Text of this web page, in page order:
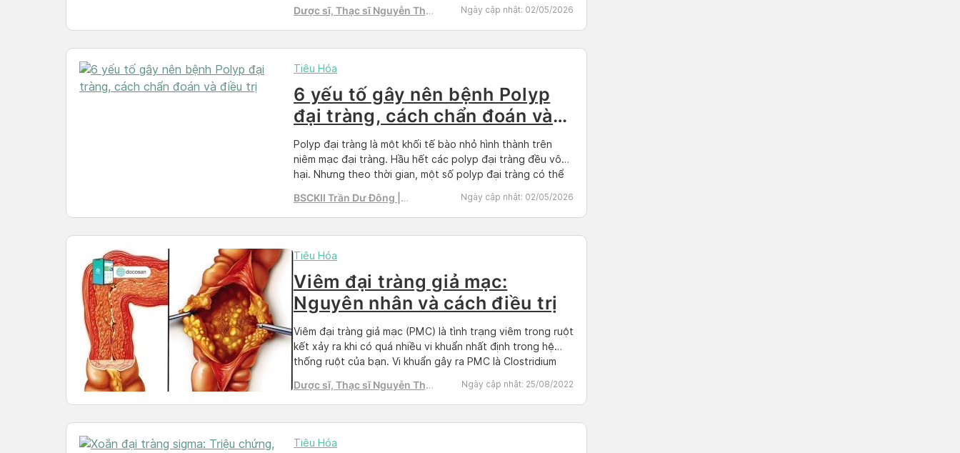
nhưng cũng có nhiều lý do khác có […]
Dược sĩ, Thạc sĩ Nguyễn Thị
Ngày cập nhật: 02/05/2026
Tiêu Hóa
6 yếu tố gây nên bệnh Polyp
đại tràng, cách chẩn đoán và
điều trị
Polyp đại tràng là một khối tế bào nhỏ hình thành trên
niêm mạc đại tràng. Hầu hết các polyp đại tràng đều vô
hại. Nhưng theo thời gian, một số polyp đại tràng có thể
phát triển thành ung thư ruột đại tràng, có thể gây tử
vong khi phát hiện ở giai đoạn […]
BSCKII Trần Dư Đông |
Ngày cập nhật: 02/05/2026
Tiêu Hóa
Viêm đại tràng giả mạc:
Nguyên nhân và cách điều trị
Viêm đại tràng giả mạc (PMC) là tình trạng viêm trong ruột
kết xảy ra khi có quá nhiều vi khuẩn nhất định trong hệ
thống ruột của bạn. Vi khuẩn gây ra PMC là Clostridium
này, mời bạn đọc cùng Docosan […]
Dược sĩ, Thạc sĩ Nguyễn Thị
Ngày cập nhật: 25/08/2022
Tiêu Hóa